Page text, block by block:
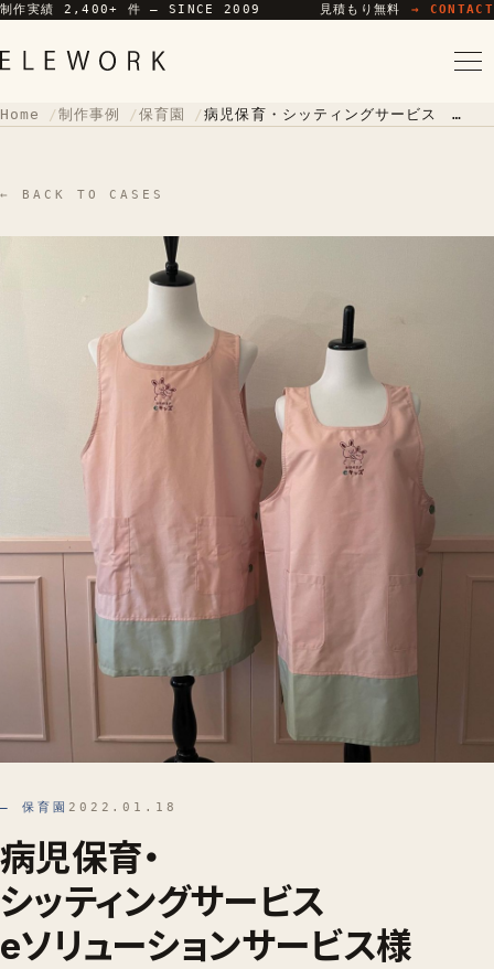
制作実績 2,400+ 件 — SINCE 2009 見積もり無料 → CONTACT
Home 制作事例 保育園 病児保育・シッティングサービス eソリューションサービス様
← BACK TO CASES
— 保育園 2022.01.18
病児保育・
シッティングサービス
eソリューションサービス様